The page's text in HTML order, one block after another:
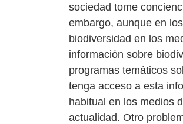
sociedad tome
embargo, aunque en
biodiversidad en los
información sobre
programas temáticos
tenga acceso a esta
habitual en los medios
actualidad. Otro